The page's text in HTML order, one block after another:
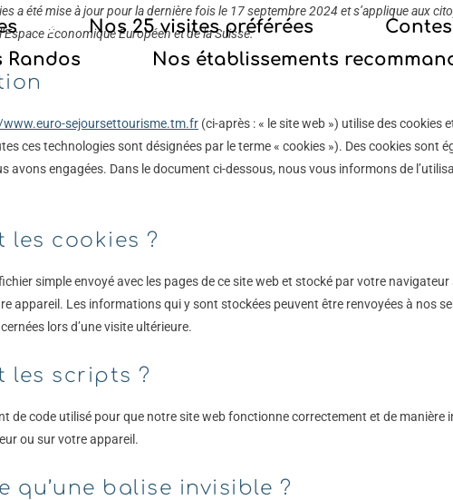
Nos 25 visites préférées
Randos
Nos établissements
a été mise à jour pour la dernière fois le 17 septembre 2024 et s’applique aux
Économique Européen et de la Suisse.
www.euro-sejoursettourisme.tm.fr (ci-après : « le site web ») utilise des cookies
ces technologies sont désignées par le terme « cookies »). Des cookies sont
avons engagées. Dans le document ci-dessous, nous vous informons de
les cookies ?
simple envoyé avec les pages de ce site web et stocké par votre
appareil. Les informations qui y sont stockées peuvent être renvoyées à nos
lors d’une visite ultérieure.
les scripts ?
de code utilisé pour que notre site web fonctionne correctement et de manière
ou sur votre appareil.
qu’une balise invisible ?